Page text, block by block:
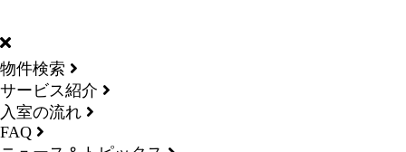
物件検索
サービス紹介
入室の流れ
FAQ